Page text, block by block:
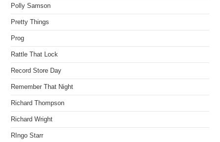
Polly Samson
Pretty Things
Prog
Rattle That Lock
Record Store Day
Remember That Night
Richard Thompson
Richard Wright
RIngo Starr